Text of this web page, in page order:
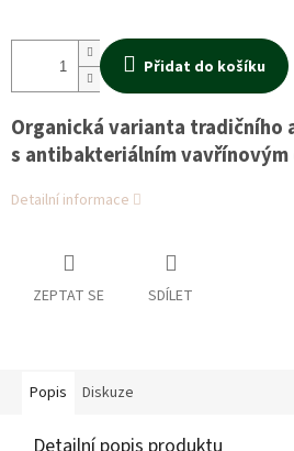
Přidat do košíku
Organická varianta tradičního
s antibakteriálním vavřínovým
Detailní informace
ZEPTAT SE SDÍLET
Popis Diskuze